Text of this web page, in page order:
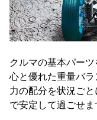
クルマの基本パー
心と優れた重量バ
力の配分を状況ご
で安定して過ごせま